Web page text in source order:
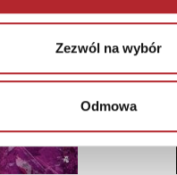
Zezwól na wybór
Odmowa